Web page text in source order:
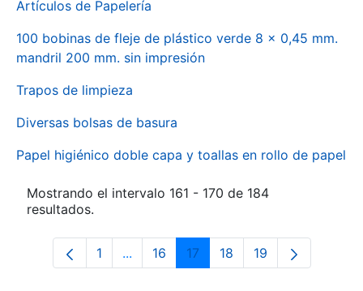
Artículos de Papelería
100 bobinas de fleje de plástico verde 8 x 0,45 mm.
mandril 200 mm. sin impresión
Trapos de limpieza
Diversas bolsas de basura
Papel higiénico doble capa y toallas en rollo de papel
Mostrando el intervalo 161 - 170 de 184
resultados.
Página
1 ...Páginas intermedias Use TAB para
Página
16 Página
17 Página
18 Página
19